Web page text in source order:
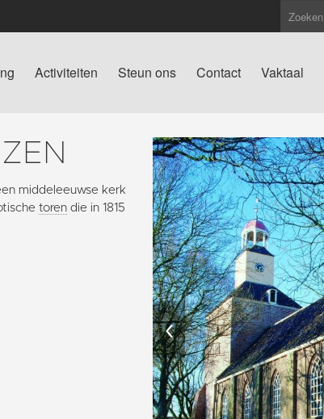
Activiteiten Steun ons Contact Vaktaal
middeleeuwse kerk
toren die in 1815
‹